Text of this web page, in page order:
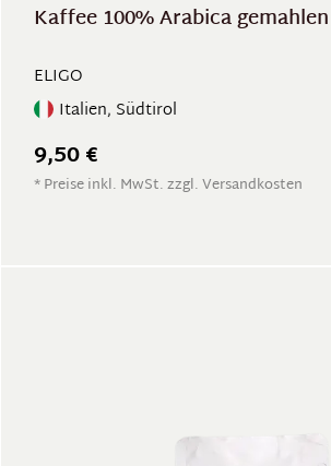
Kaffee 100% Arabica
ELIGO
Italien, Südtirol
9,50 €
* Preise inkl. MwSt. zzgl. Versandkosten